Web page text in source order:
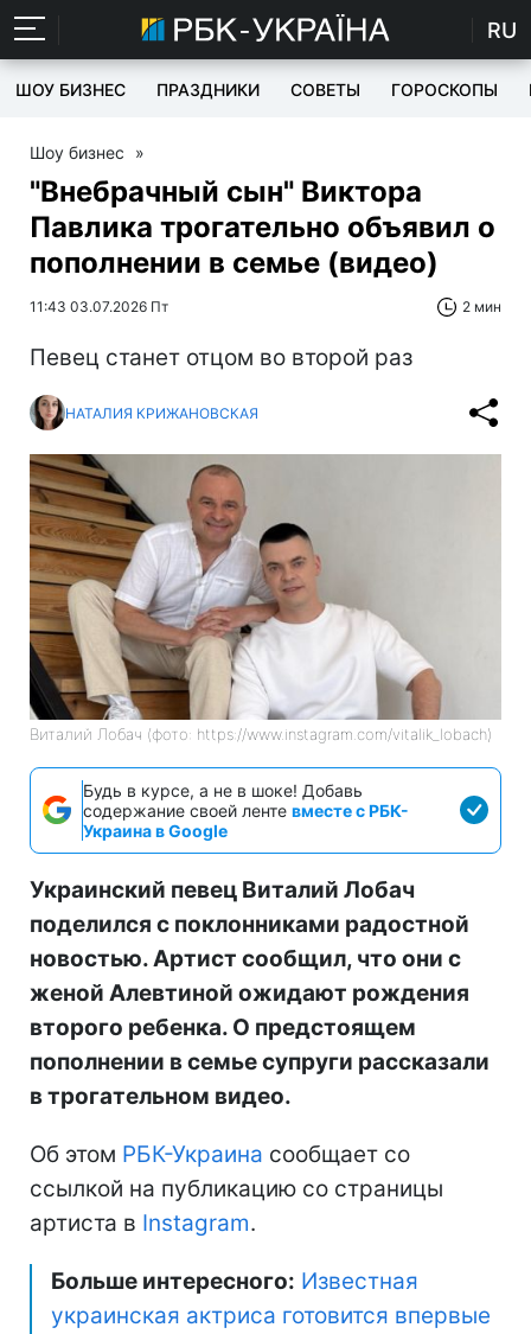
RU
ШОУ БИЗНЕС ПРАЗДНИКИ СОВЕТЫ ГОРОСКОПЫ
Шоу бизнес »
"Внебрачный сын" Виктора
Павлика трогательно объявил о
пополнении в семье (видео)
11:43 03.07.2026 Пт 2 мин
Певец станет отцом во второй раз
НАТАЛИЯ КРИЖАНОВСКАЯ
Виталий Лобач (фото: https://www.instagram.com/vitalik_lobach)
Будь в курсе, а не в шоке! Добавь
содержание своей ленте вместе с РБК-
Украина в Google
Украинский певец Виталий Лобач
поделился с поклонниками радостной
новостью. Артист сообщил, что они с
женой Алевтиной ожидают рождения
второго ребенка. О предстоящем
пополнении в семье супруги рассказали
в трогательном видео.
Об этом РБК-Украина сообщает со
ссылкой на публикацию со страницы
артиста в Instagram.
Больше интересного: Известная
украинская актриса готовится впервые